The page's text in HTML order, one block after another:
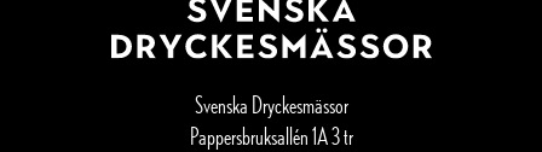
Svenska Dryckesmässor
Pappersbruksallén 1A 3 tr